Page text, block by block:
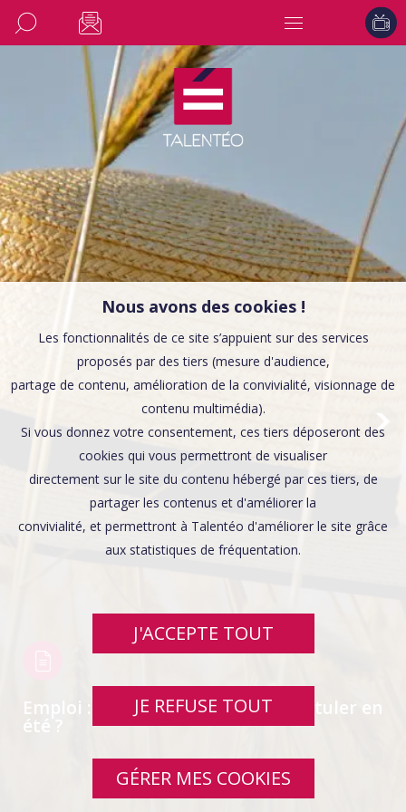
CONSEILS EMPLOI
Emploi : comment continuer à postuler en
été ?
Affaires sensibles
Nous avons des cookies !
Les fonctionnalités de ce site s’appuient sur des services
proposés par des tiers (mesure d'audience,
partage de contenu, amélioration de la convivialité, visionnage de
contenu multimédia).
Si vous donnez votre consentement, ces tiers déposeront des
cookies qui vous permettront de visualiser
directement sur le site du contenu hébergé par ces tiers, de
partager les contenus et d'améliorer la
convivialité, et permettront à Talentéo d'améliorer le site grâce
aux statistiques de fréquentation.
J'ACCEPTE TOUT
JE REFUSE TOUT
GÉRER MES COOKIES